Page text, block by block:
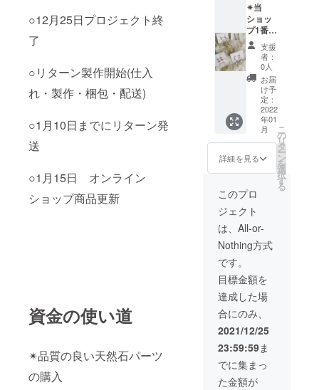
○12月25日プロジェクト終
了
○リターン製作開始(仕入
れ・製作・梱包・配送)
○1月10日までにリターン発
送
○1月15日 オンライン
ショップ商品更新
資金の使い道
✴︎品質の良い天然石パーツ
の購入
✴︎当
ショッ
プ1番人
気✴︎ 天
然石×
フープ
ピアス
(イヤリ
ング) お
客様の
オー
ダーデ
ザイン
メール
アドレ
スに連
絡させ
て頂
き、 や
りとり
しなが
らデザ
いきま
す。
支援
者：
0人
お届
け予
定：
2022
年01
月
詳細を見る
こ
の
リ
タ
ー
ン
を
選
択
す
る
このプロ
ジェクト
は、All-or-
Nothing方式
です。
目標金額を
達成した場
合にのみ、
2021/12/25
23:59:59ま
でに集まっ
た金額が